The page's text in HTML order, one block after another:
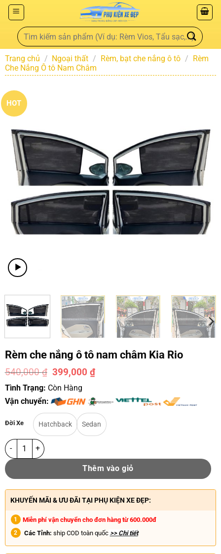
Trang chủ / Ngoại thất / Rèm, bạt che nắng ô tô / Rèm
Che Nắng Ô tô Nam Châm
HOT
Rèm che nắng ô tô nam châm Kia Rio
540,000₫ 399,000₫
Tình Trạng: Còn Hàng
Vận chuyển:
Đời Xe Hatchback Sedan
Thêm vào giỏ
KHUYẾN MÃI & ƯU ĐÃI TẠI PHỤ KIỆN XE ĐẸP:
Miễn phí vận chuyển cho đơn hàng từ 600.000đ
Các Tỉnh: ship COD toàn quốc >> Chi tiết